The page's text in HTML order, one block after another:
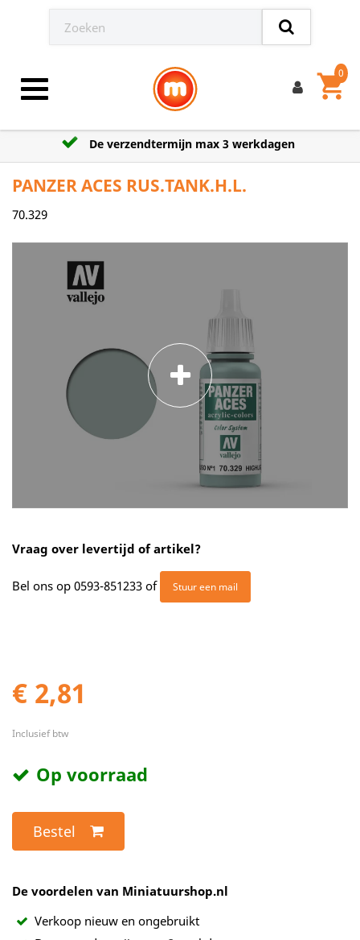
Toggle navigation shopping_cart
0
De verzendtermijn max 3 werkdagen
PANZER ACES RUS.TANK.H.L.
70.329
Vraag over levertijd of artikel?
Bel ons op 0593-851233 of Stuur een mail
€ 2,81
Inclusief btw
Op voorraad
Bestel
De voordelen van Miniatuurshop.nl
Verkoop nieuw en ongebruikt